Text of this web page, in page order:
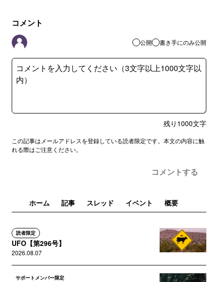
コメント
公開 書き手にのみ公開
残り 1000文字
この記事はメールアドレスを登録している読者限定です。本文の内容に触
れる際はご注意ください。
コメントする
ホーム 記事 スレッド イベント 概要
読者限定
UFO【第296号】
2026.08.07
サポートメンバー限定